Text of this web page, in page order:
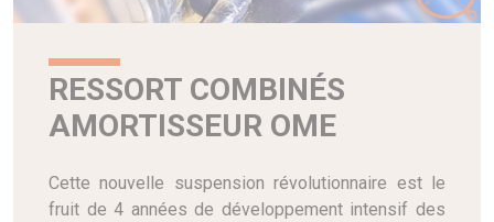
RESSORT COMBINÉS
AMORTISSEUR OME
Cette nouvelle suspension révolutionnaire est le
fruit de 4 années de développement intensif des